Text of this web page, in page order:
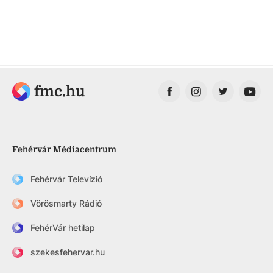
fmc.hu
Fehérvár Médiacentrum
Fehérvár Televízió
Vörösmarty Rádió
FehérVár hetilap
szekesfehervar.hu